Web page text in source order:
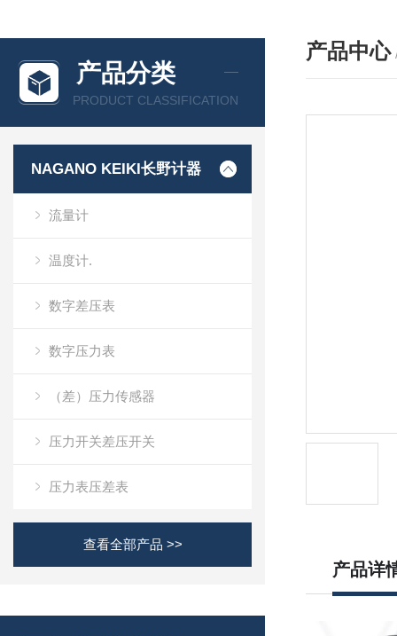
产品分类
PRODUCT CLASSIFICATION
NAGANO KEIKI长野计器
流量计
温度计.
数字差压表
数字压力表
（差）压力传感器
压力开关差压开关
压力表压差表
查看全部产品 >>
产品中心
产品详